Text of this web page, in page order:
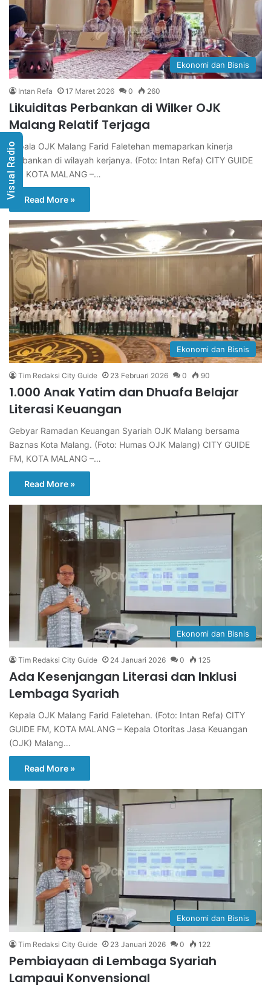
Ekonomi dan Bisnis
Intan Refa 17 Maret 2026 0 260
Likuiditas Perbankan di Wilker OJK
Malang Relatif Terjaga
Kepala OJK Malang Farid Faletehan memaparkan kinerja
perbankan di wilayah kerjanya. (Foto: Intan Refa) CITY GUIDE
FM, KOTA MALANG –…
Read More »
Ekonomi dan Bisnis
Tim Redaksi City Guide 23 Februari 2026 0 90
1.000 Anak Yatim dan Dhuafa Belajar
Literasi Keuangan
Gebyar Ramadan Keuangan Syariah OJK Malang bersama
Baznas Kota Malang. (Foto: Humas OJK Malang) CITY GUIDE
FM, KOTA MALANG –…
Read More »
Ekonomi dan Bisnis
Tim Redaksi City Guide 24 Januari 2026 0 125
Ada Kesenjangan Literasi dan Inklusi
Lembaga Syariah
Kepala OJK Malang Farid Faletehan. (Foto: Intan Refa) CITY
GUIDE FM, KOTA MALANG – Kepala Otoritas Jasa Keuangan
(OJK) Malang…
Read More »
Ekonomi dan Bisnis
Tim Redaksi City Guide 23 Januari 2026 0 122
Pembiayaan di Lembaga Syariah
Lampaui Konvensional
Visual Radio